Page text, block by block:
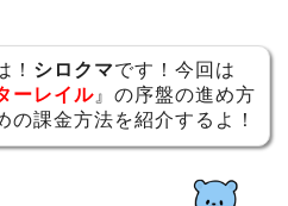
！ シロクマです！今回は
ーレイル 』の序盤の進め方
の課金方法を紹介するよ！